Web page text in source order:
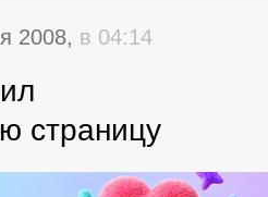
2008, в 04:14
страницу